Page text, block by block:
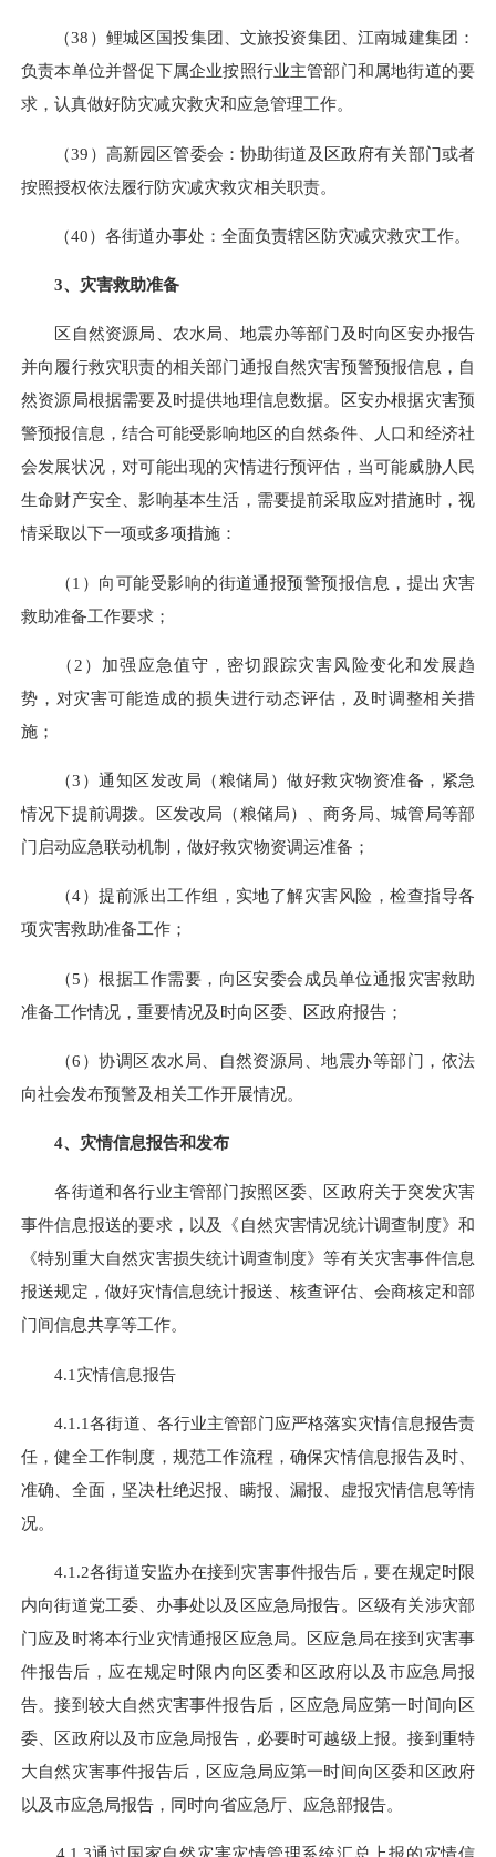
（38）鲤城区国投集团、文旅投资集团、江南城建集团：
负责本单位并督促下属企业按照行业主管部门和属地街道的要
求，认真做好防灾减灾救灾和应急管理工作。
（39）高新园区管委会：协助街道及区政府有关部门或者
按照授权依法履行防灾减灾救灾相关职责。
（40）各街道办事处：全面负责辖区防灾减灾救灾工作。
3、灾害救助准备
区自然资源局、农水局、地震办等部门及时向区安办报告
并向履行救灾职责的相关部门通报自然灾害预警预报信息，自
然资源局根据需要及时提供地理信息数据。区安办根据灾害预
警预报信息，结合可能受影响地区的自然条件、人口和经济社
会发展状况，对可能出现的灾情进行预评估，当可能威胁人民
生命财产安全、影响基本生活，需要提前采取应对措施时，视
情采取以下一项或多项措施：
（1）向可能受影响的街道通报预警预报信息，提出灾害
救助准备工作要求；
（2）加强应急值守，密切跟踪灾害风险变化和发展趋
势，对灾害可能造成的损失进行动态评估，及时调整相关措
施；
（3）通知区发改局（粮储局）做好救灾物资准备，紧急
情况下提前调拨。区发改局（粮储局）、商务局、城管局等部
门启动应急联动机制，做好救灾物资调运准备；
（4）提前派出工作组，实地了解灾害风险，检查指导各
项灾害救助准备工作；
（5）根据工作需要，向区安委会成员单位通报灾害救助
准备工作情况，重要情况及时向区委、区政府报告；
（6）协调区农水局、自然资源局、地震办等部门，依法
向社会发布预警及相关工作开展情况。
4、灾情信息报告和发布
各街道和各行业主管部门按照区委、区政府关于突发灾害
事件信息报送的要求，以及《自然灾害情况统计调查制度》和
《特别重大自然灾害损失统计调查制度》等有关灾害事件信息
报送规定，做好灾情信息统计报送、核查评估、会商核定和部
门间信息共享等工作。
4.1灾情信息报告
4.1.1各街道、各行业主管部门应严格落实灾情信息报告责
任，健全工作制度，规范工作流程，确保灾情信息报告及时、
准确、全面，坚决杜绝迟报、瞒报、漏报、虚报灾情信息等情
况。
4.1.2各街道安监办在接到灾害事件报告后，要在规定时限
内向街道党工委、办事处以及区应急局报告。区级有关涉灾部
门应及时将本行业灾情通报区应急局。区应急局在接到灾害事
件报告后，应在规定时限内向区委和区政府以及市应急局报
告。接到较大自然灾害事件报告后，区应急局应第一时间向区
委、区政府以及市应急局报告，必要时可越级上报。接到重特
大自然灾害事件报告后，区应急局应第一时间向区委和区政府
以及市应急局报告，同时向省应急厅、应急部报告。